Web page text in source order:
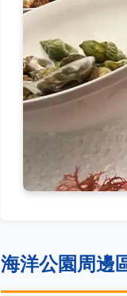
海洋公園周邊